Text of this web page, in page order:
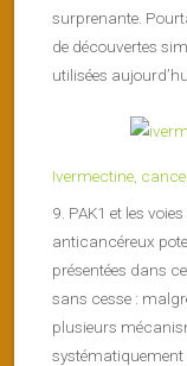
surprenante.
de découvertes
utilisées
Ivermectine,
9. PAK1 et les
anticancéreux
présentées dans
sans cesse :
plusieurs
systématiquement